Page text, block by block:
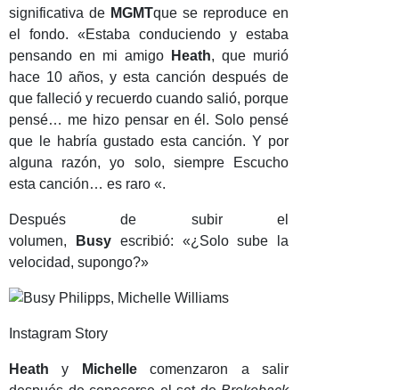
significativa de MGMTque se reproduce en
el fondo. «Estaba conduciendo y estaba
pensando en mi amigo
Heath, que murió
hace 10 años, y esta canción después de
que falleció y recuerdo cuando salió, porque
pensé… me hizo pensar en él. Solo pensé
que le habría gustado esta canción. Y por
alguna razón, yo solo, siempre Escucho
esta canción… es raro «.
Después de subir el
volumen,
Busyescribió: «¿Solo sube la
velocidad, supongo?»
Instagram Story
Heath y Michellecomenzaron a salir